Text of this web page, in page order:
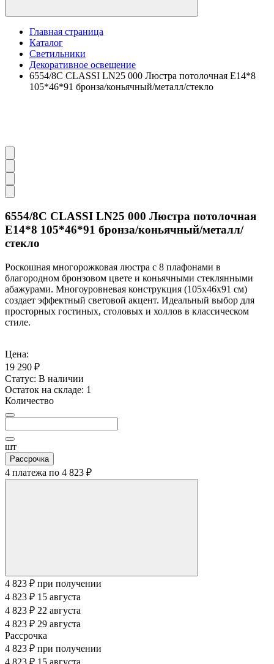
Главная страница
Каталог
Светильники
Декоративное освещение
6554/8C CLASSI LN25 000 Люстра потолочная E14*8
105*46*91 бронза/коньячный/металл/стекло
6554/8C CLASSI LN25 000 Люстра потолочная
E14*8 105*46*91 бронза/коньячный/металл/
стекло
Роскошная многорожковая люстра с 8 плафонами в
благородном бронзовом цвете и коньячными стеклянными
абажурами. Многоуровневая конструкция (105x46x91 см)
создает эффектный световой акцент. Идеальный выбор для
просторных гостиных, столовых и холлов в классическом
стиле.
Цена:
19 290 ₽
Статус: В наличии
Остаток на складе: 1
Количество
шт
Рассрочка
4 платежа по 4 823 ₽
4 823 ₽ при получении
4 823 ₽ 15 августа
4 823 ₽ 22 августа
4 823 ₽ 29 августа
Рассрочка
4 823 ₽ при получении
4 823 ₽ 15 августа